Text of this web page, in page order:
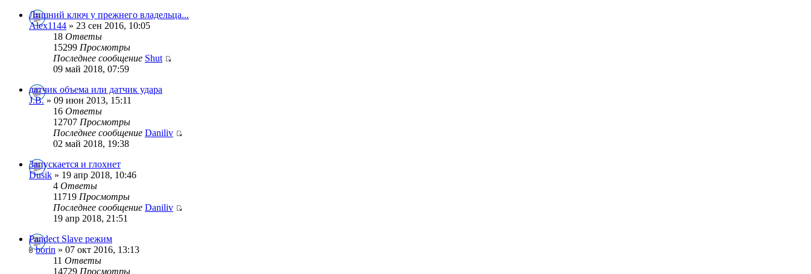
Лишний ключ у прежнего владельца...
Alex1144 » 23 сен 2016, 10:05
18 Ответы
15299 Просмотры
Последнее сообщение Shut
09 май 2018, 07:59
датчик объема или датчик удара
J.B. » 09 июн 2013, 15:11
16 Ответы
12707 Просмотры
Последнее сообщение Daniliv
02 май 2018, 19:38
Запускается и глохнет
Dusik » 19 апр 2018, 10:46
4 Ответы
11719 Просмотры
Последнее сообщение Daniliv
19 апр 2018, 21:51
Pandect Slave режим
borin » 07 окт 2016, 13:13
11 Ответы
14729 Просмотры